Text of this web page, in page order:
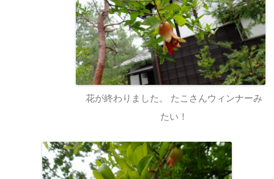
花が終わりました。 たこさんウィンナーみ
たい！